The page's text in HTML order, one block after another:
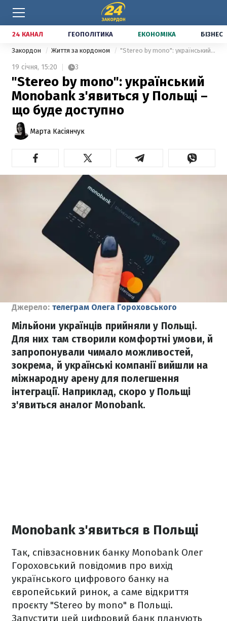
24 КАНАЛ ГЕОПОЛІТИКА ЕКОНОМІКА БІЗНЕС
Закордон Життя за кордоном "Stereo by mono": український Monobank з'явиться у Польщі – що буде доступно
19 січня, 15:20 3
"Stereo by mono": український
Monobank з'явиться у Польщі –
що буде доступно
Марта Касіянчук
Джерело: телеграм Олега Гороховського
Мільйони українців прийняли у Польщі.
Для них там створили комфортні умови, й
запропонували чимало можливостей,
зокрема, й українські компанії вийшли на
міжнародну арену для полегшення
інтеграції. Наприклад, скоро у Польщі
з'явиться аналог Monobank.
Monobank з'явиться в Польщі
Так, співзасновник банку Monobank Олег
Гороховський повідомив про вихід
українського цифрового банку на
європейський ринок, а саме відкриття
проєкту "Stereo by mono" в Польщі.
Запустити цей цифровий банк планують